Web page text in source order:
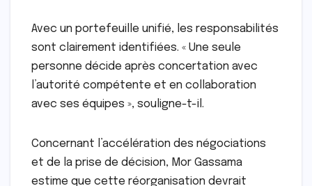
Avec un portefeuille unifié, les responsabilités
sont clairement identifiées. « Une seule
personne décide après concertation avec
l’autorité compétente et en collaboration
avec ses équipes », souligne-t-il.
Concernant l’accélération des négociations
et de la prise de décision, Mor Gassama
estime que cette réorganisation devrait